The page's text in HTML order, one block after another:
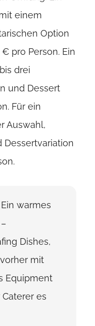
einem
Option
pro Person. Ein
drei
und Dessert
Für ein
Auswahl,
warmes
Dishes,
mit
Equipment
es